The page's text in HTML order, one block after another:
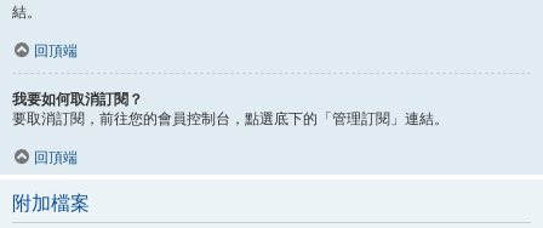
結。
回頂端
我要如何取消訂閱？
要取消訂閱，前往您的會員控制台，點選底下的「管理訂閱」連結。
回頂端
附加檔案